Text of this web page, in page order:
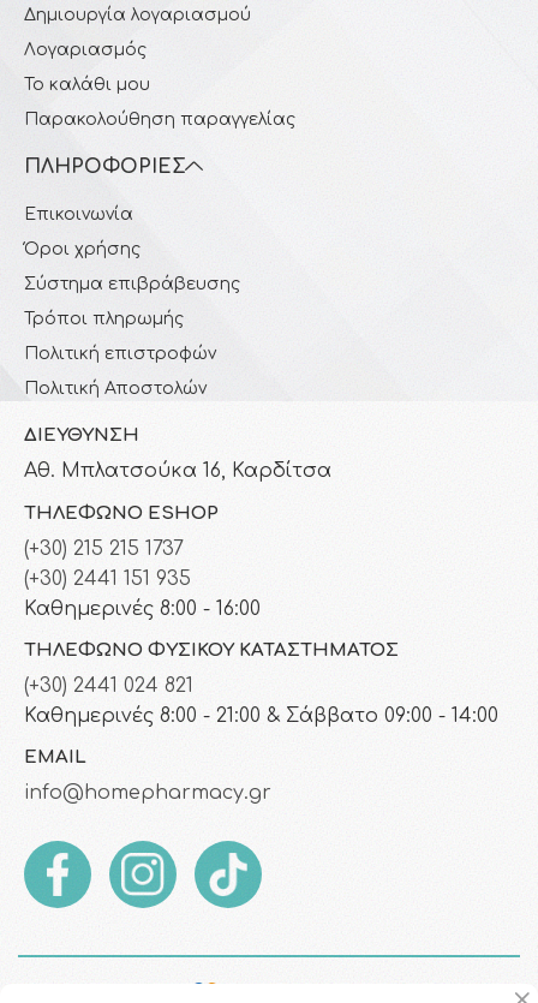
Δημιουργία λογαριασμού
Λογαριασμός
Το καλάθι μου
Παρακολούθηση παραγγελίας
ΠΛΗΡΟΦΟΡΊΕΣ
Επικοινωνία
Όροι χρήσης
Σύστημα επιβράβευσης
Τρόποι πληρωμής
Πολιτική επιστροφών
Πολιτική Αποστολών
ΔΙΕΎΘΥΝΣΗ
Αθ. Μπλατσούκα 16, Καρδίτσα
ΤΗΛΈΦΩΝΟ ESHOP
(+30) 215 215 1737
(+30) 2441 151 935
Καθημερινές 8:00 - 16:00
ΤΗΛΈΦΩΝΟ ΦΥΣΙΚΟΎ ΚΑΤΑΣΤΉΜΑΤΟΣ
(+30) 2441 024 821
Καθημερινές 8:00 - 21:00 & Σάββατο 09:00 - 14:00
EMAIL
info@homepharmacy.gr